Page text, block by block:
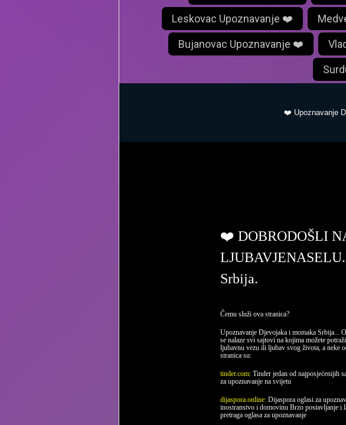
Leskovac Upoznavanje ❤️
Bujanovac Upoznavanje ❤️
❤️ Upoznavanje
❤️ DOBRODOŠLI
Srbija.
Čemu služi ova stranica?
Upoznavanje Djevojaka i momaka Srbija...
se nalaze svi sajtovi na kojima možete
ljubavnu vezu ili ljubav svog života, a neke
stranica su:
tinder.com: Tinder jedan od najposjećenijih
za upoznavanje na svijetu
dijaspora.online: Dijaspora oglasi za
inostranstvo i domovinu Brzo postavljanje i
pretraga oglasa za upoznavanje